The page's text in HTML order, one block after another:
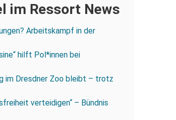
im Ressort News
Arbeitskampf in der
hilft Pol*innen bei
im Dresdner Zoo bleibt – trotz
verteidigen“ – Bündnis